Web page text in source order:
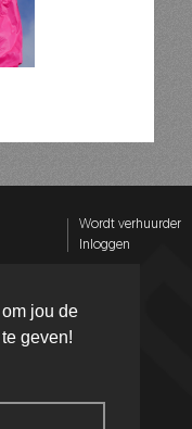
jou de
geven!
Wordt verhuurder
Inloggen